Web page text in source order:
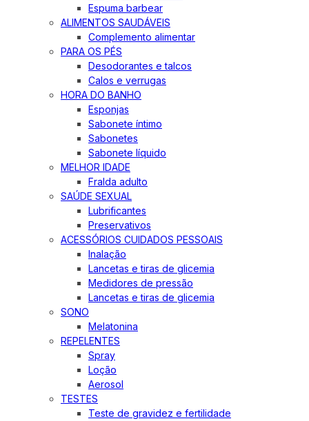
Espuma barbear
ALIMENTOS SAUDÁVEIS
Complemento alimentar
PARA OS PÉS
Desodorantes e talcos
Calos e verrugas
HORA DO BANHO
Esponjas
Sabonete íntimo
Sabonetes
Sabonete líquido
MELHOR IDADE
Fralda adulto
SAÚDE SEXUAL
Lubrificantes
Preservativos
ACESSÓRIOS CUIDADOS PESSOAIS
Inalação
Lancetas e tiras de glicemia
Medidores de pressão
Lancetas e tiras de glicemia
SONO
Melatonina
REPELENTES
Spray
Loção
Aerosol
TESTES
Teste de gravidez e fertilidade